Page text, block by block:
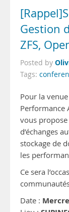
Gestion
ZFS,
Posted by
Tags:
Pour la
Performance
vous
d’échanges
stockage de
les
Ce sera
Date :